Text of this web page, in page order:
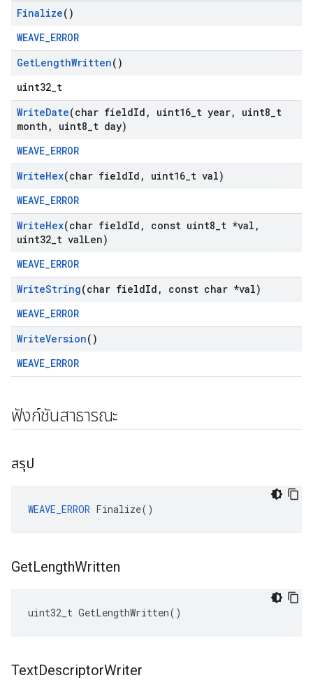
Finalize()
WEAVE_ERROR
GetLengthWritten()
uint32_t
WriteDate(char fieldId , uint16 t year, uint8 t
month , uint8 t day)
WEAVE_ERROR
WriteHex(char fieldId , uint16 t val)
WEAVE_ERROR
WriteHex(char fieldId , const uint8 t *val ,
uint32 t valLen)
WEAVE_ERROR
WriteString(char fieldId ,
const char *val)
WEAVE_ERROR
WriteVersion()
WEAVE_ERROR
ฟังก์ชันสาธารณะ
สรุป
WEAVE_ERROR Finalize()
GetLengthWritten
uint32_t GetLengthWritten()
TextDescriptorWriter